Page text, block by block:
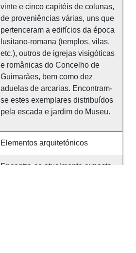
vinte e cinco capitéis de colunas,
de proveniências várias, uns que
pertenceram a edifícios da época
lusitano-romana (templos, vilas,
etc.), outros de igrejas visigóticas
e românicas do Concelho de
Guimarães, bem como dez
aduelas de arcarias. Encontram-
se estes exemplares distribuídos
pela escada e jardim do Museu.
Elementos arquitetónicos
Encontra-se atualmente exposta